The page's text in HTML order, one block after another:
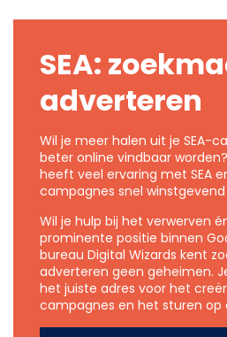
SEA:
adverteren
Wil je meer halen uit je SEA-
beter online vindbaar
heeft veel ervaring met SEA
campagnes snel
Wil je hulp bij het verwerven
prominente positie binnen
bureau Digital Wizards kent
adverteren geen geheimen.
het juiste adres voor het
campagnes en het sturen op